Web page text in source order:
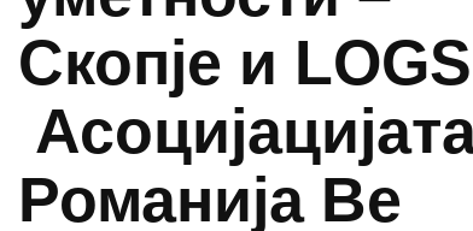
Скопје и LOGS
Романија Ве